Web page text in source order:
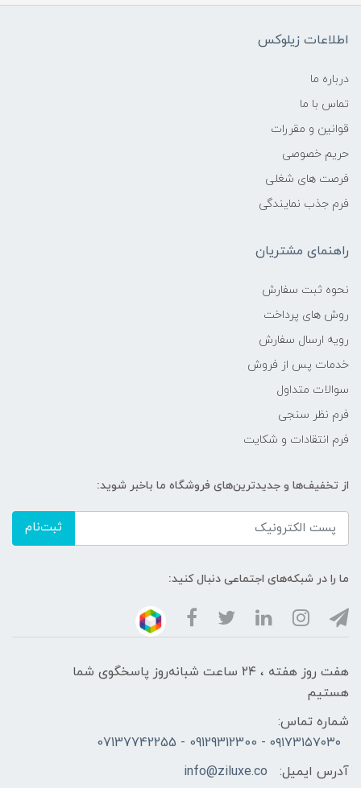
اطلاعات زیلوکس
درباره ما
تماس با ما
قوانین و مقررات
حریم خصوصی
فرصت های شغلی
فرم جذب نمایندگی
راهنمای مشتریان
نحوه ثبت سفارش
روش های پرداخت
رویه ارسال سفارش
خدمات پس از فروش
سوالات متداول
فرم نظر سنجی
فرم انتقادات و شکایت
از تخفیف‌ها و جدیدترین‌های فروشگاه ما باخبر شوید:
ثبت‌نام
ما را در شبکه‌های اجتماعی دنبال کنید:
هفت روز هفته ، ۲۴ ساعت شبانه‌روز پاسخگوی شما
هستیم
شماره تماس:
۰۹۱۷۳۱۵۷۰۳۰ - 09129312300 - 07137742255
آدرس ایمیل:
info@ziluxe.co